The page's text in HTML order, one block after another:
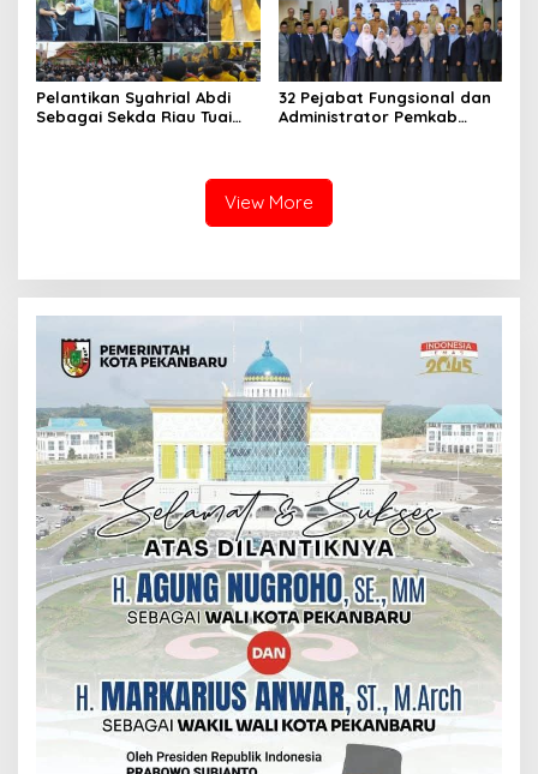
Pelantikan Syahrial Abdi
Sebagai Sekda Riau Tuai
32 Pejabat Fungsional dan
Administrator Pemkab
View More